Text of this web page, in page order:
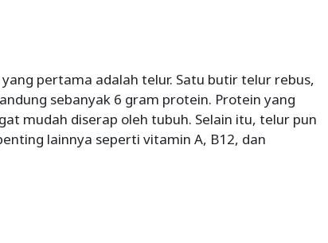
pertama adalah telur. Satu butir telur rebus,
sebanyak 6 gram protein. Protein yang
mudah diserap oleh tubuh. Selain itu, telur pun
lainnya seperti vitamin A, B12, dan